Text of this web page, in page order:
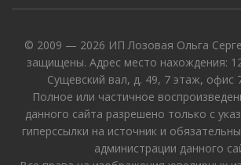
© 2009 — 2026 ИП Лозовая Ольга
защищены. Адрес место нахождения:
Сущевский вал, д. 49, 7 этаж, офис
Полное или частичное
данного сайта разрешено только с
гиперссылки на источник и
администрации данного